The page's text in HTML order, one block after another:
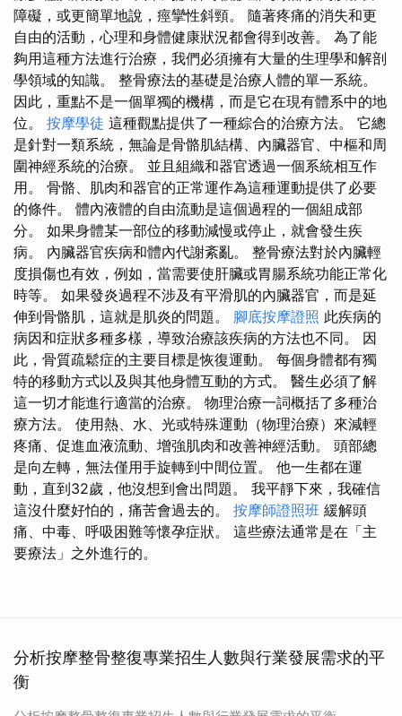
障礙，或更簡單地說，痙攣性斜頸。 隨著疼痛的消失和更
自由的活動，心理和身體健康狀況都會得到改善。 為了能
夠用這種方法進行治療，我們必須擁有大量的生理學和解剖
學領域的知識。 整骨療法的基礎是治療人體的單一系統。
因此，重點不是一個單獨的機構，而是它在現有體系中的地
位。 按摩學徒 這種觀點提供了一種綜合的治療方法。 它總
是針對一類系統，無論是骨骼肌結構、內臟器官、中樞和周
圍神經系統的治療。 並且組織和器官透過一個系統相互作
用。 骨骼、肌肉和器官的正常運作為這種運動提供了必要
的條件。 體內液體的自由流動是這個過程的一個組成部
分。 如果身體某一部位的移動減慢或停止，就會發生疾
病。 內臟器官疾病和體內代謝紊亂。 整骨療法對於內臟輕
度損傷也有效，例如，當需要使肝臟或胃腸系統功能正常化
時等。 如果發炎過程不涉及有平滑肌的內臟器官，而是延
伸到骨骼肌，這就是肌炎的問題。 腳底按摩證照 此疾病的
病因和症狀多種多樣，導致治療該疾病的方法也不同。 因
此，骨質疏鬆症的主要目標是恢復運動。 每個身體都有獨
特的移動方式以及與其他身體互動的方式。 醫生必須了解
這一切才能進行適當的治療。 物理治療一詞概括了多種治
療方法。 使用熱、水、光或特殊運動（物理治療）來減輕
疼痛、促進血液流動、增強肌肉和改善神經活動。 頭部總
是向左轉，無法僅用手旋轉到中間位置。 他一生都在運
動，直到32歲，他沒想到會出問題。 我平靜下來，我確信
這沒什麼好怕的，痛苦會過去的。 按摩師證照班 緩解頭
痛、中毒、呼吸困難等懷孕症狀。 這些療法通常是在「主
要療法」之外進行的。
分析按摩整骨整復專業招生人數與行業發展需求的平
衡